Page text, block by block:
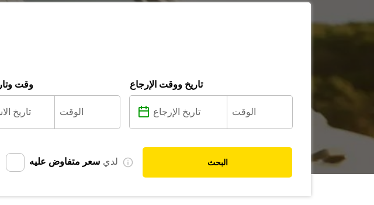
وقت تاريخ ووقت الإرجاع
لدي سعر متفاوض عليه البحث